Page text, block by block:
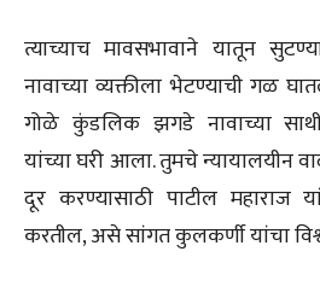
त्याच्याच मावसभावाने यातून
नावाच्या व्यक्तीला भेटण्याची गळ
गोळे कुंडलिक झगडे नावाच्या
यांच्या घरी आला. तुमचे न्यायालयीन
दूर करण्यासाठी पाटील महाराज
करतील, असे सांगत कुलकर्णी यांचा